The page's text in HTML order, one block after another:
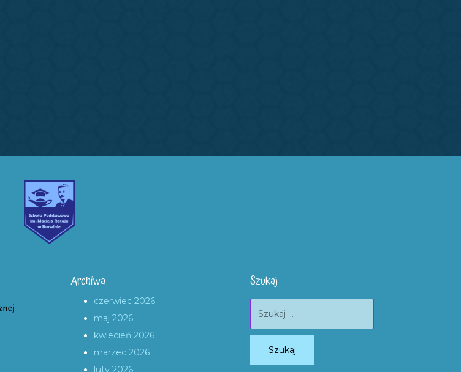
Archiwa
czerwiec 2026
maj 2026
kwiecień 2026
marzec 2026
luty 2026
Szukaj